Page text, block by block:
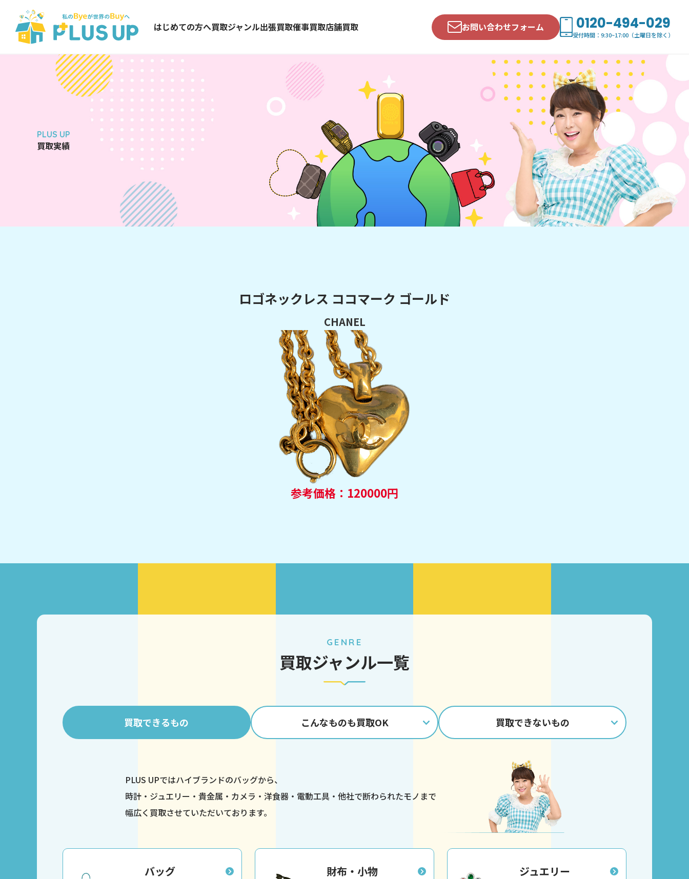
はじめての方へ買取ジャンル出張買取催事買取店舗買取 お問い合わせフォーム 0120-494-029
受付時間：9:30~17:00（土曜日を除く）
PLUS UP
買取実績
ロゴネックレス ココマーク ゴールド
CHANEL
参考価格：120000円
GENRE
買取ジャンル一覧
買取できるもの こんなものも買取OK 買取できないもの
PLUS UPではハイブランドのバッグから、
時計・ジュエリー・貴金属・カメラ・洋食器・ 電動工具・他社で断わられたモノまで
幅広く買取させていただいております。
バッグ 財布・小物 ジュエリー